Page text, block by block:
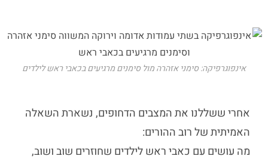
אינפוגרפיקה: סימני אזהרה מול סימנים מרגיעים בכאבי ראש לילדים
אחרי ששללנו את המצבים הדחופים, נשארת השאלה
האמיתית של רוב ההורים:
מה עושים עם כאבי ראש לילדים שחוזרים שוב ושוב,